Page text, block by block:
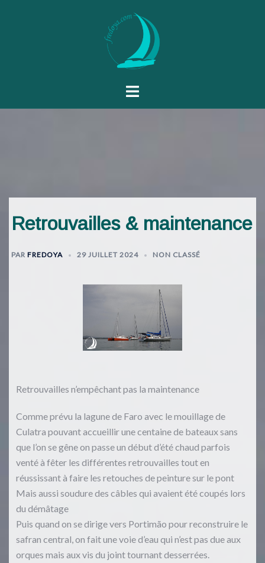
Retrouvailles & maintenance
PARFREDOYA 29 JUILLET 2024 NON CLASSÉ
Retrouvailles n’empêchant pas la maintenance
Comme prévu la lagune de Faro avec le mouillage de
Culatra pouvant accueillir une centaine de bateaux sans
que l’on se gêne on passe un début d’été chaud parfois
venté à fêter les différentes retrouvailles tout en
réussissant à faire les retouches de peinture sur le pont
Mais aussi soudure des câbles qui avaient été coupés lors
du démâtage
Puis quand on se dirige vers Portimão pour reconstruire le
safran central, on fait une voie d’eau qui n’est pas due aux
orques mais aux vis du joint tournant desserrées.